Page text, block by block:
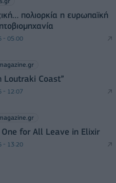
πολιορκία η ευρωπαϊκή
- 05:00
Loutraki Coast”
- 12:07
for All Leave in Elixir
- 13:20